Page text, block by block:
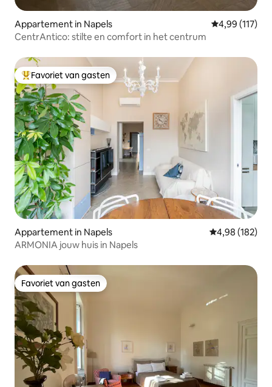
Appartement in Napels Gemiddelde
4,99 (117)
CentrAntico: stilte en comfort in het centrum
Topfavoriet van gasten
Favoriet van gasten
Appartement in Napels Gemiddelde
4,98 (182)
ARMONIA jouw huis in Napels
Favoriet van gasten
Favoriet van gasten